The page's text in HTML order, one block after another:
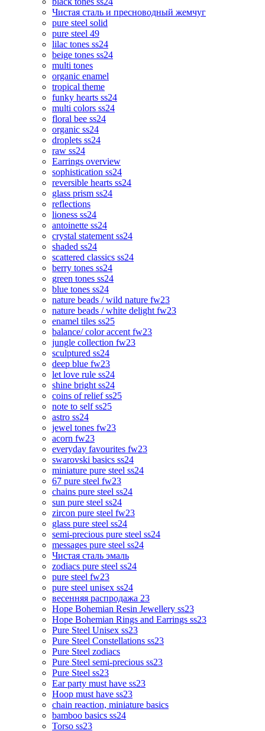
Чистая сталь и пресноводный жемчуг
pure steel solid
pure steel 49
lilac tones ss24
beige tones ss24
multi tones
organic enamel
tropical theme
funky hearts ss24
multi colors ss24
floral bee ss24
organic ss24
droplets ss24
raw ss24
Earrings overview
sophistication ss24
reversible hearts ss24
glass prism ss24
reflections
lioness ss24
antoinette ss24
crystal statement ss24
shaded ss24
scattered classics ss24
berry tones ss24
green tones ss24
blue tones ss24
nature beads / wild nature fw23
nature beads / white delight fw23
enamel tiles ss25
balance/ color accent fw23
jungle collection fw23
sculptured ss24
deep blue fw23
let love rule ss24
shine bright ss24
coins of relief ss25
note to self ss25
astro ss24
jewel tones fw23
acorn fw23
everyday favourites fw23
swarovski basics ss24
miniature pure steel ss24
67 pure steel fw23
chains pure steel ss24
sun pure steel ss24
zircon pure steel fw23
glass pure steel ss24
semi-precious pure steel ss24
messages pure steel ss24
Чистая сталь эмаль
zodiacs pure steel ss24
pure steel fw23
pure steel unisex ss24
весенняя распродажа 23
Hope Bohemian Resin Jewellery ss23
Hope Bohemian Rings and Earrings ss23
Pure Steel Unisex ss23
Pure Steel Constellations ss23
Pure Steel zodiacs
Pure Steel semi-precious ss23
Pure Steel ss23
Ear party must have ss23
Hoop must have ss23
chain reaction, miniature basics
bamboo basics ss24
Torso ss23